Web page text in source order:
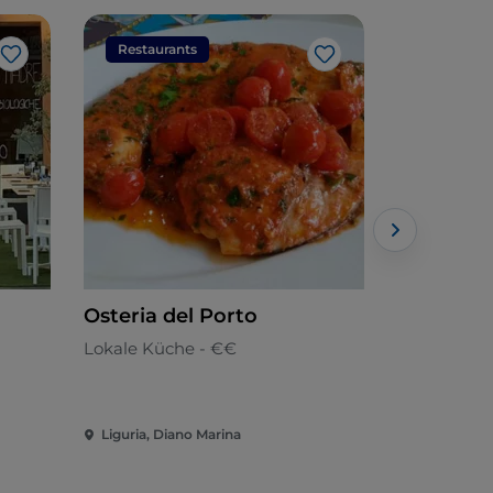
Like
Restaurants
Like
Osteria del Porto
Lokale Küche - €€
Liguria, Diano Marina